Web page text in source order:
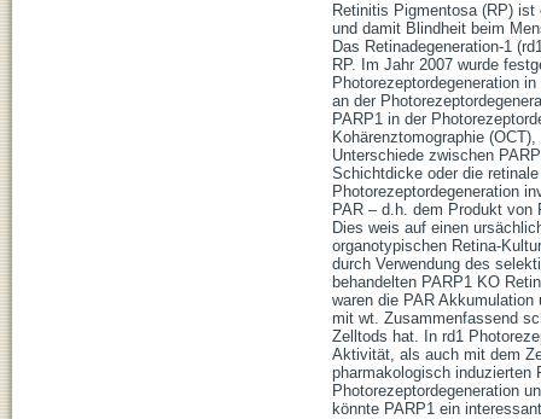
Retinitis Pigmentosa (RP)
und damit Blindheit beim
Das Retinadegeneration-1
RP. Im Jahr 2007 wurde
Photorezeptordegeneration
an der
PARP1 in der
Kohärenztomographie
Unterschiede zwischen
Schichtdicke oder die
Photorezeptordegeneration
PAR – d.h. dem Produkt
Dies weis auf einen
organotypischen Retina-
durch Verwendung des
behandelten PARP1 KO
waren die PAR
mit wt. Zusammenfassend
Zelltods hat. In rd1
Aktivität, als auch mit dem
pharmakologisch induzierten
Photorezeptordegeneration
könnte PARP1 ein